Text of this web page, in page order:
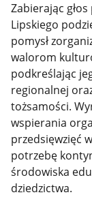
Zabierając
Lipskiego
pomysł
walorom
podkreślając
regionalnej
tożsamości.
wspierania
przedsięwzięć
potrzebę
środowiska
dziedzictwa.